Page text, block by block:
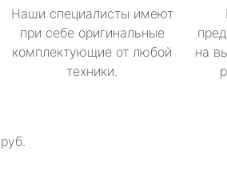
Наши специалисты имеют
при себе оригинальные
комплектующие от любой
техники.
на